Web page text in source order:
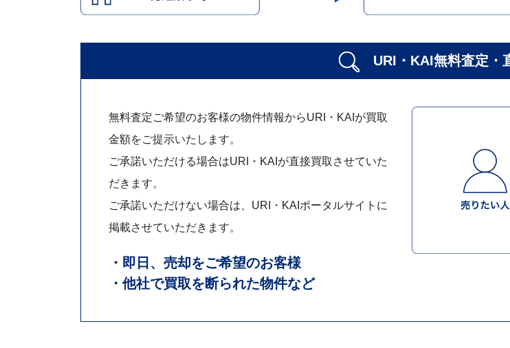
URI・KAI無料査定・
無料査定ご希望のお客様の物件情報からURI・KAIが買取
金額をご提示いたします。
ご承諾いただける場合はURI・KAIが直接買取させていた
だきます。
ご承諾いただけない場合は、URI・KAIポータルサイトに
掲載させていただきます。
・即日、売却をご希望のお客様
・他社で買取を断られた物件など